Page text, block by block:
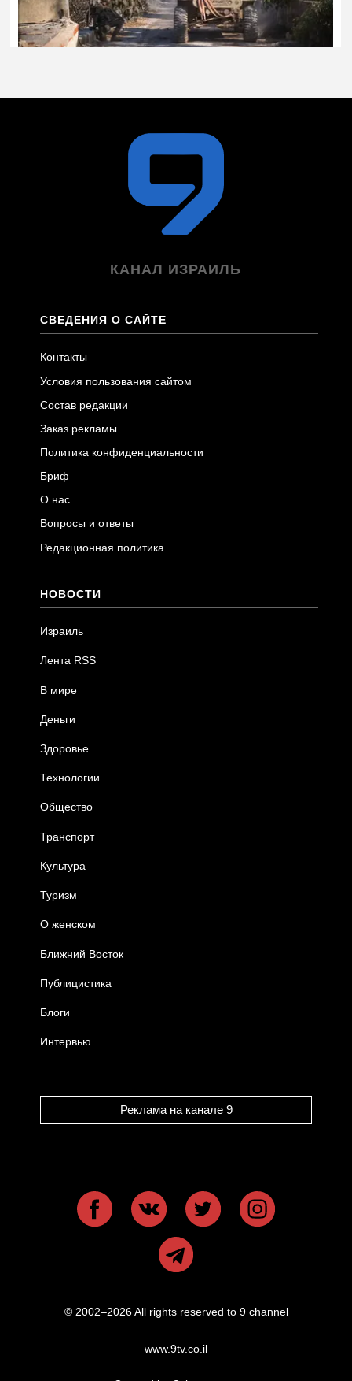
КАНАЛ ИЗРАИЛЬ
СВЕДЕНИЯ О САЙТЕ
Контакты
Условия пользования сайтом
Состав редакции
Заказ рекламы
Политика конфиденциальности
Бриф
О нас
Вопросы и ответы
Редакционная политика
НОВОСТИ
Израиль
Лента RSS
В мире
Деньги
Здоровье
Технологии
Общество
Транспорт
Культура
Туризм
О женском
Ближний Восток
Публицистика
Блоги
Интервью
Реклама на канале 9
© 2002–2026 All rights reserved to 9 channel
www.9tv.co.il